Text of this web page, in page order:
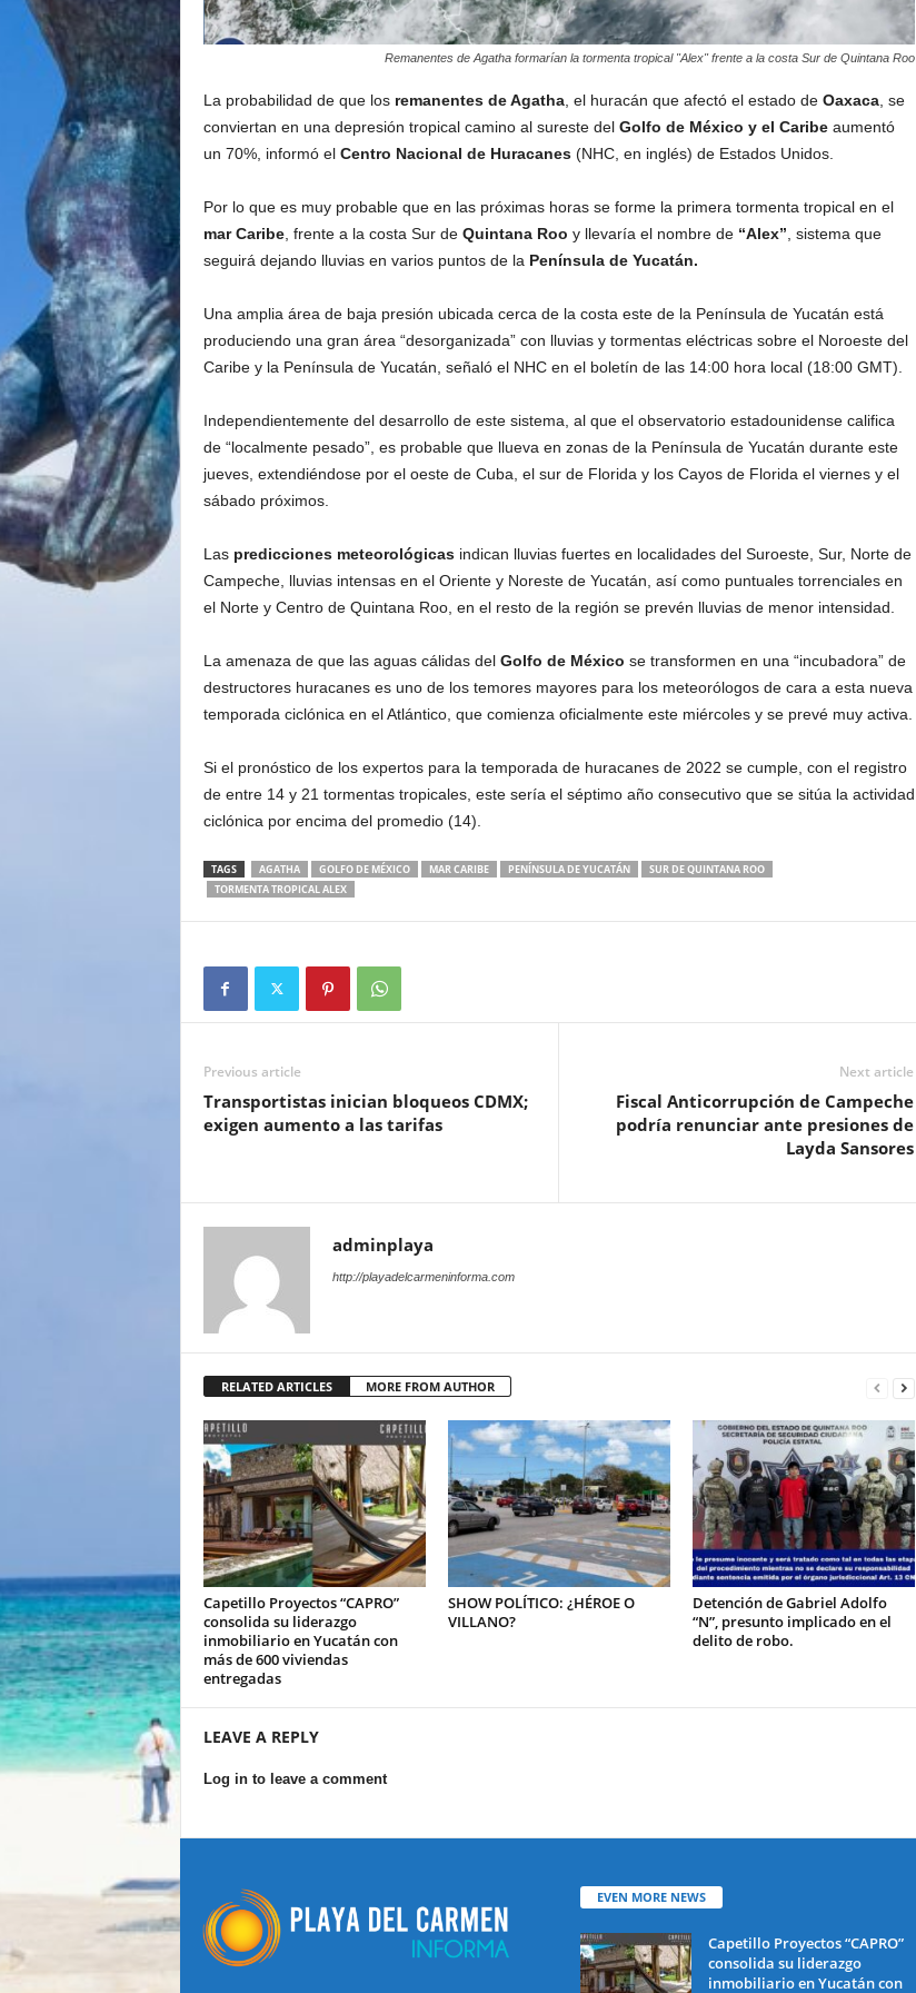
Remanentes de Agatha formarían la tormenta tropical "Alex" frente a la costa Sur de Quintana Roo
La probabilidad de que losremanentes de Agatha, el huracán que afectó el estado de Oaxaca, se
conviertan en una depresión tropical camino al sureste delGolfo de México y el Caribeaumentó
un 70%, informó el Centro Nacional de Huracanes(NHC, en inglés) de Estados Unidos.
Por lo que es muy probable que en las próximas horas se forme la primera tormenta tropical en el
mar Caribe, frente a la costa Sur deQuintana Roo y llevaría el nombre de“Alex” , sistema que
seguirá dejando lluvias en varios puntos de la Península de Yucatán.
Una amplia área de baja presión ubicada cerca de la costa este de la Península de Yucatán está
produciendo una gran área “desorganizada” con lluvias y tormentas eléctricas sobre el Noroeste del
Caribe y la Península de Yucatán, señaló el NHC en el boletín de las 14:00 hora local (18:00 GMT).
Independientemente del desarrollo de este sistema, al que el observatorio estadounidense califica
de “localmente pesado”, es probable que llueva en zonas de la Península de Yucatán durante este
jueves, extendiéndose por el oeste de Cuba, el sur de Florida y los Cayos de Florida el viernes y el
sábado próximos.
Las predicciones meteorológicasindican lluvias fuertes en localidades del Suroeste, Sur, Norte de
Campeche, lluvias intensas en el Oriente y Noreste de Yucatán, así como puntuales torrenciales en
el Norte y Centro de Quintana Roo, en el resto de la región se prevén lluvias de menor intensidad.
La amenaza de que las aguas cálidas del Golfo de México se transformen en una “incubadora” de
destructores huracanes es uno de los temores mayores para los meteorólogos de cara a esta nueva
temporada ciclónica en el Atlántico, que comienza oficialmente este miércoles y se prevé muy activa.
Si el pronóstico de los expertos para la temporada de huracanes de 2022 se cumple, con el registro
de entre 14 y 21 tormentas tropicales, este sería el séptimo año consecutivo que se sitúa la actividad
ciclónica por encima del promedio (14).
TAGS AGATHA GOLFO DE MÉXICO MAR CARIBE PENÍNSULA DE YUCATÁN
SUR DE QUINTANA ROO
TORMENTA TROPICAL ALEX
Previous article
Transportistas inician bloqueos CDMX;
exigen aumento a las tarifas
Next article
Fiscal Anticorrupción de Campeche
podría renunciar ante presiones de
Layda Sansores
adminplaya
http://playadelcarmeninforma.com
RELATED ARTICLES MORE FROM AUTHOR
Capetillo Proyectos “CAPRO”
consolida su liderazgo
inmobiliario en Yucatán con
más de 600 viviendas
entregadas
SHOW POLÍTICO: ¿HÉROE O
VILLANO?
Detención de Gabriel Adolfo
“N”, presunto implicado en el
delito de robo.
LEAVE A REPLY
Log in to leave a comment
EVEN MORE NEWS
Capetillo Proyectos “CAPRO”
consolida su liderazgo
inmobiliario en Yucatán con